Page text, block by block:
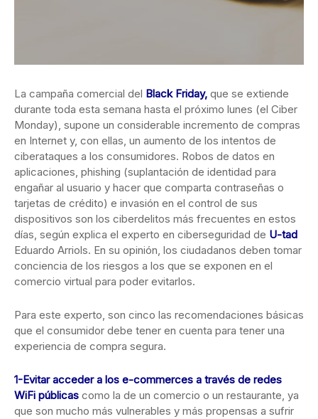
La campaña comercial del Black Friday, que se extiende
durante toda esta semana hasta el próximo lunes (el Ciber
Monday), supone un considerable incremento de compras
en Internet y, con ellas, un aumento de los intentos de
ciberataques a los consumidores. Robos de datos en
aplicaciones, phishing (suplantación de identidad para
engañar al usuario y hacer que comparta contraseñas o
tarjetas de crédito) e invasión en el control de sus
dispositivos son los ciberdelitos más frecuentes en estos
días, según explica el experto en ciberseguridad de U-tad
Eduardo Arriols. En su opinión, los ciudadanos deben tomar
conciencia de los riesgos a los que se exponen en el
comercio virtual para poder evitarlos.
Para este experto, son cinco las recomendaciones básicas
que el consumidor debe tener en cuenta para tener una
experiencia de compra segura.
1-Evitar acceder a los e-commerces a través de redes
WiFi públicas como la de un comercio o un restaurante, ya
que son mucho más vulnerables y más propensas a sufrir